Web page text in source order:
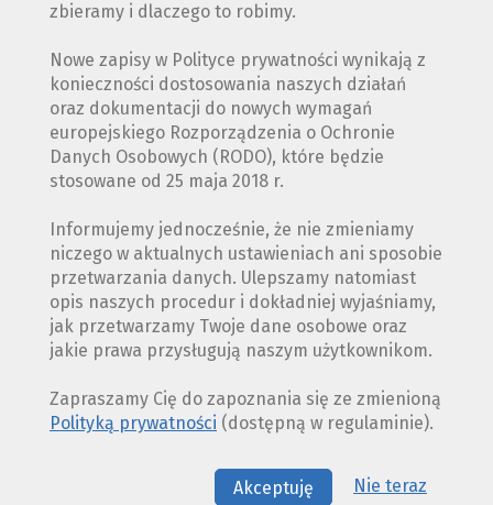
zbieramy i dlaczego to robimy.
Nowe zapisy w Polityce prywatności wynikają z
konieczności dostosowania naszych działań
oraz dokumentacji do nowych wymagań
europejskiego Rozporządzenia o Ochronie
Danych Osobowych (RODO), które będzie
stosowane od 25 maja 2018 r.
Informujemy jednocześnie, że nie zmieniamy
niczego w aktualnych ustawieniach ani sposobie
przetwarzania danych. Ulepszamy natomiast
opis naszych procedur i dokładniej wyjaśniamy,
jak przetwarzamy Twoje dane osobowe oraz
jakie prawa przysługują naszym użytkownikom.
Zapraszamy Cię do zapoznania się ze zmienioną
Polityką prywatności (dostępną w regulaminie).
Akceptuję Nie teraz